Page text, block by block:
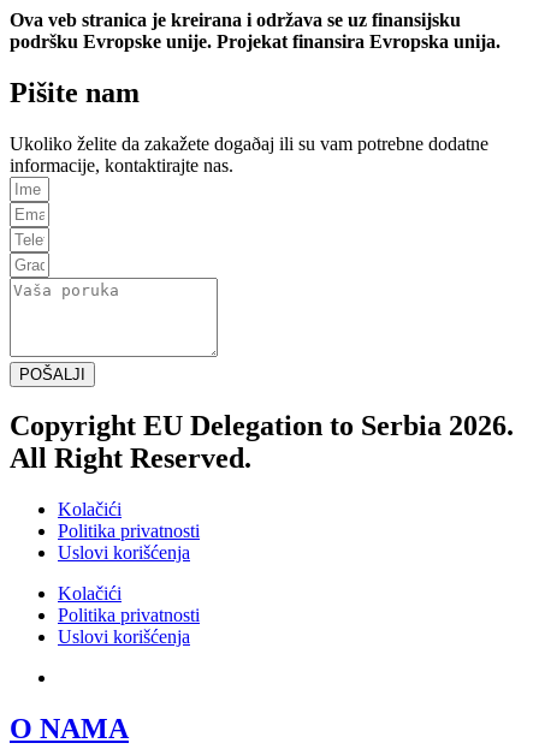
Ova veb stranica je kreirana i održava se uz finansijsku
podršku Evropske unije. Projekat finansira Evropska unija.
Pišite nam
Ukoliko želite da zakažete dogaðaj ili su vam potrebne dodatne
informacije, kontaktirajte nas.
POŠALJI
Copyright EU Delegation to Serbia 2026.
All Right Reserved.
Kolačići
Politika privatnosti
Uslovi korišćenja
Kolačići
Politika privatnosti
Uslovi korišćenja
O NAMA